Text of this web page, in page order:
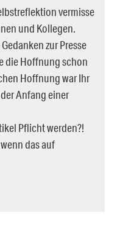
vermisse
und Kollegen.
zur Presse
die Hoffnung schon
Hoffnung war Ihr
Anfang einer
Pflicht werden?!
das auf